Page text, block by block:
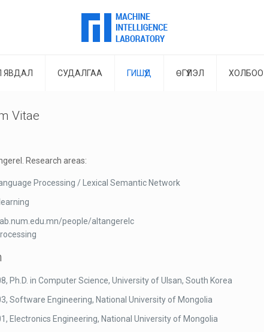
ЯВДАЛ СУДАЛГАА ГИШҮҮД ӨГҮҮЛЭЛ
Vitae
Research areas:
Processing / Lexical Semantic Network
people/altangerelc
Ph.D. in Computer Science, University of Ulsan, South Korea
Software Engineering, National University of Mongolia
Electronics Engineering, National University of Mongolia